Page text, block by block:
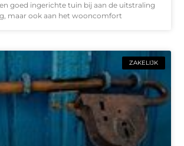
goed ingerichte tuin bij aan de uitstraling
maar ook aan het wooncomfort
ZAKELIJK